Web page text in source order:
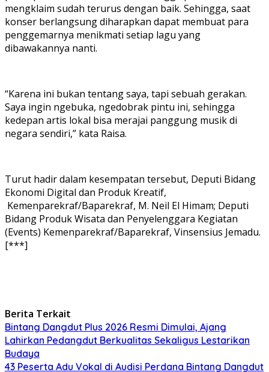
mengklaim sudah terurus dengan baik. Sehingga, saat
konser berlangsung diharapkan dapat membuat para
penggemarnya menikmati setiap lagu yang
dibawakannya nanti.
“Karena ini bukan tentang saya, tapi sebuah gerakan.
Saya ingin ngebuka, ngedobrak pintu ini, sehingga
kedepan artis lokal bisa merajai panggung musik di
negara sendiri,” kata Raisa.
Turut hadir dalam kesempatan tersebut, Deputi Bidang
Ekonomi Digital dan Produk Kreatif,
Kemenparekraf/Baparekraf, M. Neil El Himam; Deputi
Bidang Produk Wisata dan Penyelenggara Kegiatan
(Events) Kemenparekraf/Baparekraf, Vinsensius Jemadu.
[***]
Berita Terkait
Bintang Dangdut Plus 2026 Resmi Dimulai, Ajang
Lahirkan Pedangdut Berkualitas Sekaligus Lestarikan
Budaya
43 Peserta Adu Vokal di Audisi Perdana Bintang Dangdut